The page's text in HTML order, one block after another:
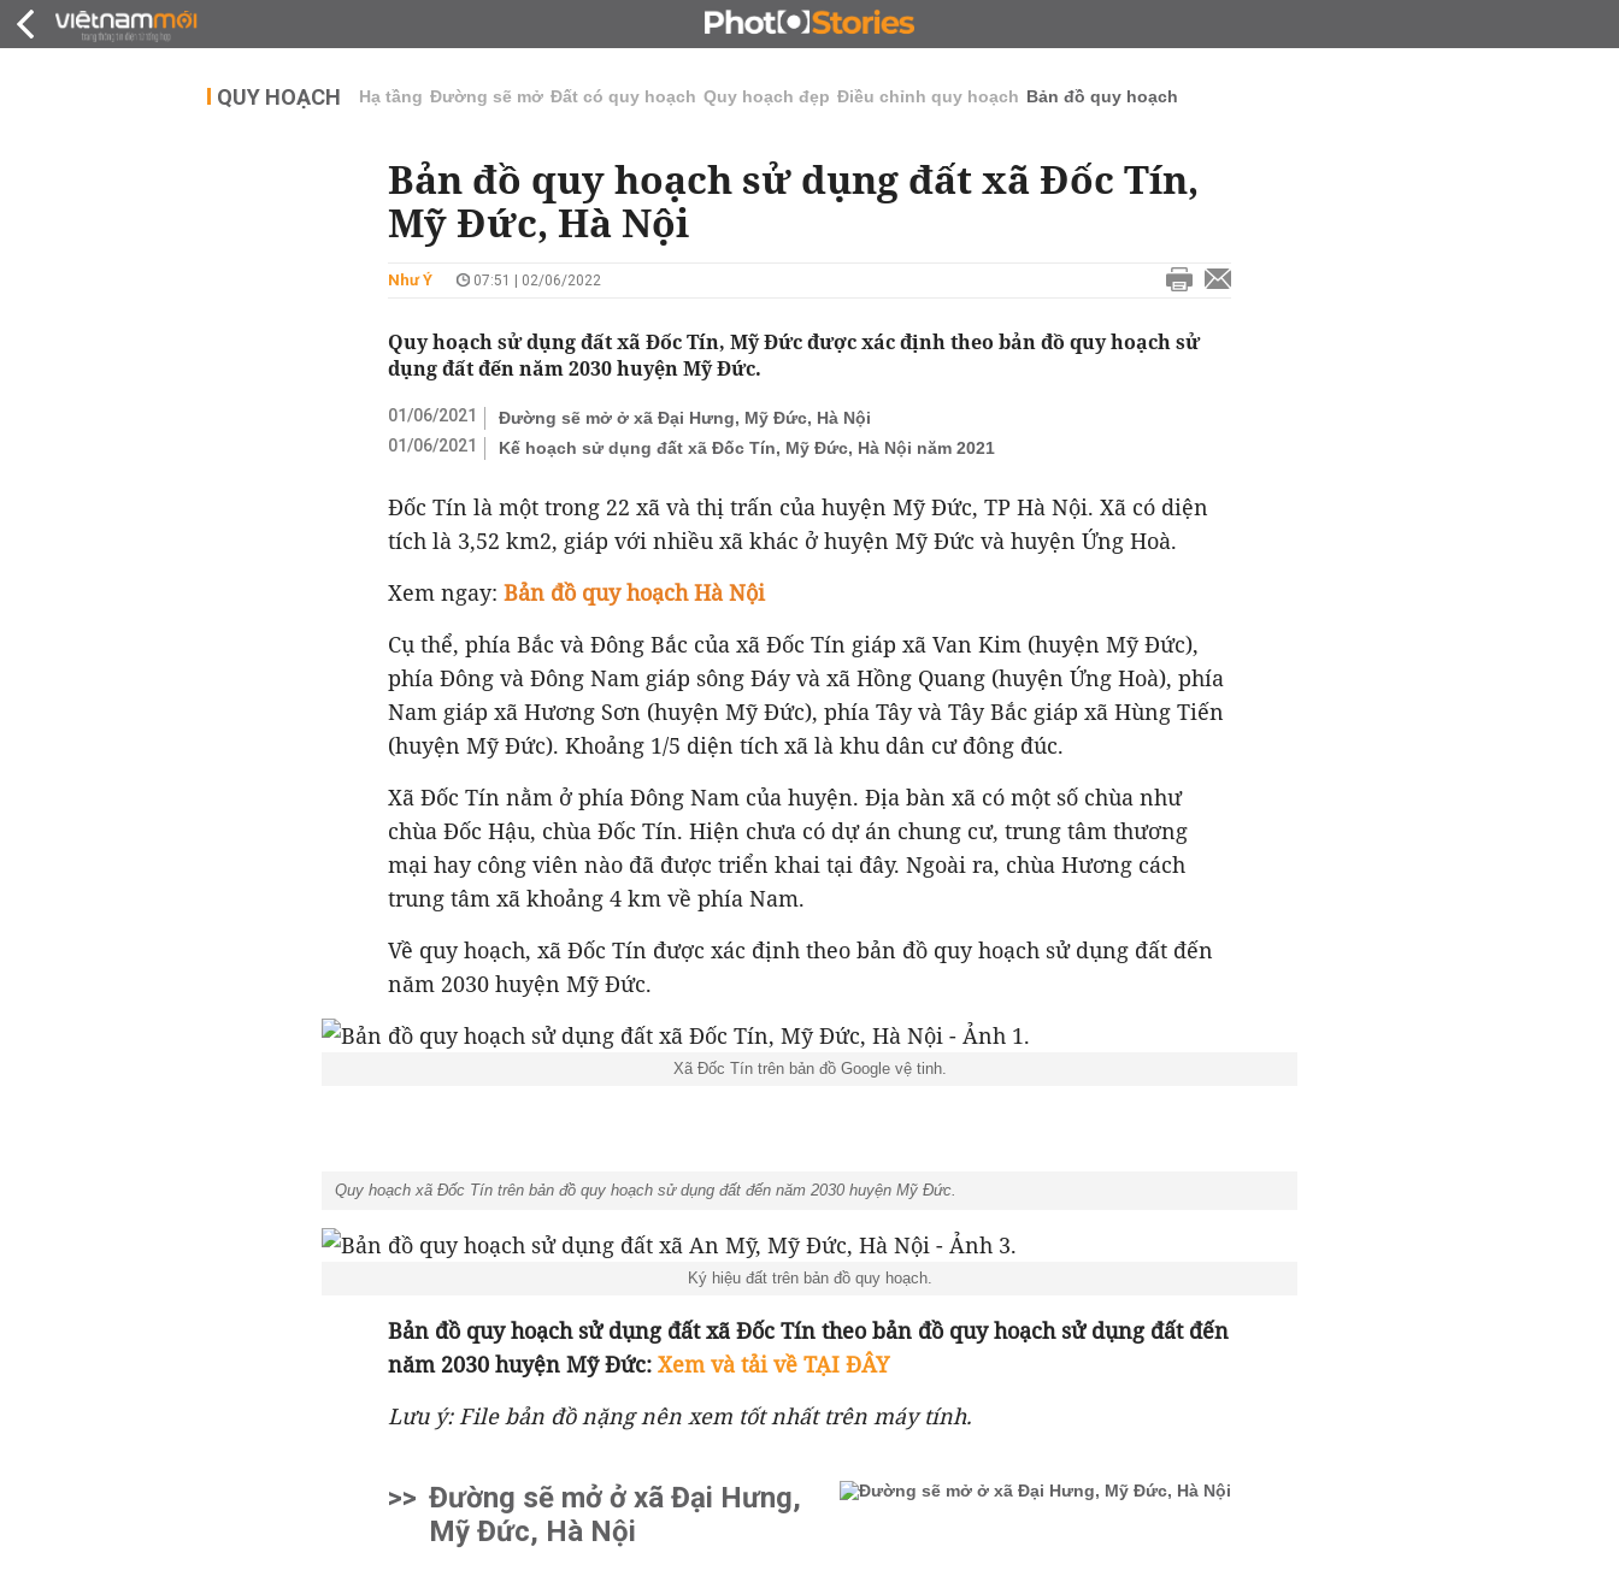
ĐẤU GIÁ - ĐẤU THẦU KINH DOANH
QUY HOẠCH Hạ tầng Đường sẽ mở Đất có quy hoạch Quy hoạch đẹp Điều chỉnh quy hoạch Bản đồ quy hoạch
Bản đồ quy hoạch sử dụng đất xã Đốc Tín,
Mỹ Đức, Hà Nội
Như Ý 07:51 | 02/06/2022
Quy hoạch sử dụng đất xã Đốc Tín, Mỹ Đức được xác định theo bản đồ quy hoạch sử
dụng đất đến năm 2030 huyện Mỹ Đức.
01/06/2021
Đường sẽ mở ở xã Đại Hưng, Mỹ Đức, Hà Nội
01/06/2021
Kế hoạch sử dụng đất xã Đốc Tín, Mỹ Đức, Hà Nội năm 2021
Đốc Tín là một trong 22 xã và thị trấn của huyện Mỹ Đức, TP Hà Nội. Xã có diện
tích là 3,52 km2, giáp với nhiều xã khác ở huyện Mỹ Đức và huyện Ứng Hoà.
Xem ngay: Bản đồ quy hoạch Hà Nội
Cụ thể, phía Bắc và Đông Bắc của xã Đốc Tín giáp xã Van Kim (huyện Mỹ Đức),
phía Đông và Đông Nam giáp sông Đáy và xã Hồng Quang (huyện Ứng Hoà), phía
Nam giáp xã Hương Sơn (huyện Mỹ Đức), phía Tây và Tây Bắc giáp xã Hùng Tiến
(huyện Mỹ Đức). Khoảng 1/5 diện tích xã là khu dân cư đông đúc.
Xã Đốc Tín nằm ở phía Đông Nam của huyện. Địa bàn xã có một số chùa như
chùa Đốc Hậu, chùa Đốc Tín. Hiện chưa có dự án chung cư, trung tâm thương
mại hay công viên nào đã được triển khai tại đây. Ngoài ra, chùa Hương cách
trung tâm xã khoảng 4 km về phía Nam.
Về quy hoạch, xã Đốc Tín được xác định theo bản đồ quy hoạch sử dụng đất đến
năm 2030 huyện Mỹ Đức.
Xã Đốc Tín trên bản đồ Google vệ tinh.
Quy hoạch xã Đốc Tín trên bản đồ quy hoạch sử dụng đất đến năm 2030 huyện Mỹ Đức.
Ký hiệu đất trên bản đồ quy hoạch.
Bản đồ quy hoạch sử dụng đất xã Đốc Tín theobản đồ quy hoạch sử dụng đất đến
năm 2030 huyện Mỹ Đức: Xem và tải về TẠI ĐÂY
Lưu ý: File bản đồ nặng nên xem tốt nhất trên máy tính.
>> Đường sẽ mở ở xã Đại Hưng,
Mỹ Đức, Hà Nội